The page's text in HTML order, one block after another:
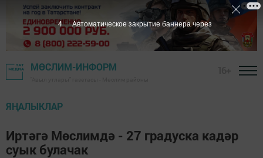
МӨСЛИМ-ИНФОРМ
ЯҢАЛЫКЛАР
Иртәгә Мөслимдә - 27 градуска кадәр
суык булачак
3 Автоматическое закрытие баннера через